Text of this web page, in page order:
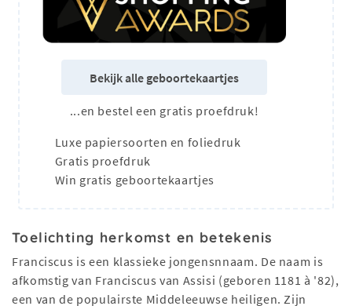
Bekijk alle geboortekaartjes
...en bestel een gratis proefdruk!
Luxe papiersoorten en foliedruk
Gratis proefdruk
Win gratis geboortekaartjes
Toelichting herkomst en betekenis
Franciscus is een klassieke jongensnnaam. De naam is
afkomstig van Franciscus van Assisi (geboren 1181 à '82),
een van de populairste Middeleeuwse heiligen. Zijn